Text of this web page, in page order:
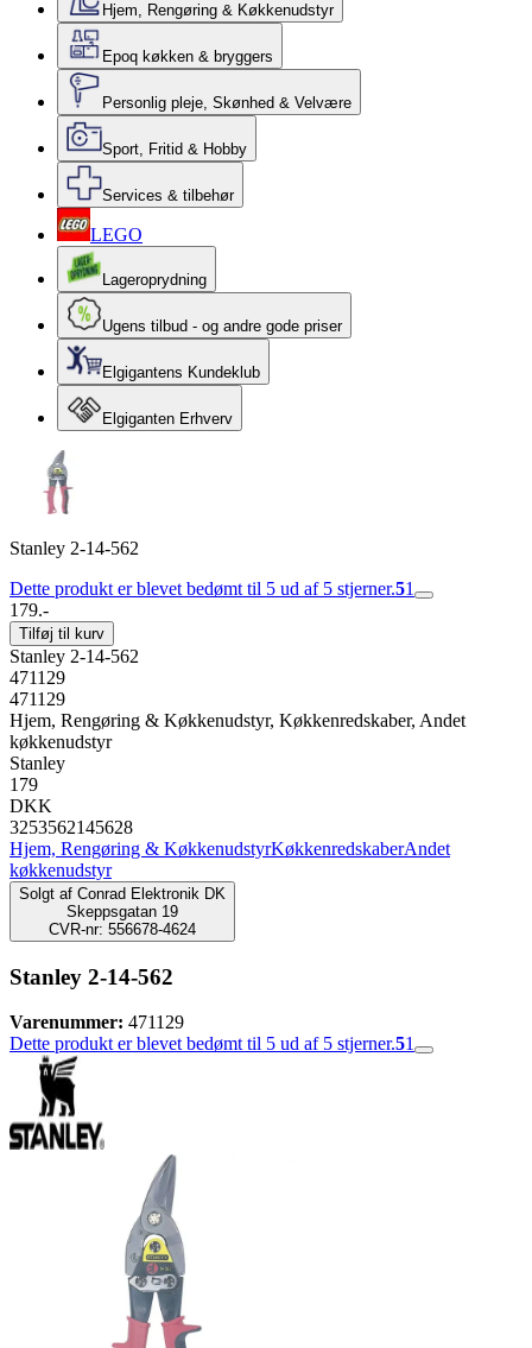
Hjem, Rengøring & Køkkenudstyr
Epoq køkken & bryggers
Personlig pleje, Skønhed & Velvære
Sport, Fritid & Hobby
Services & tilbehør
LEGO
Lageroprydning
Ugens tilbud - og andre gode priser
Elgigantens Kundeklub
Elgiganten Erhverv
Stanley 2-14-562
Dette produkt er blevet bedømt til 5 ud af 5 stjerner.51
179.-
Tilføj til kurv
Stanley 2-14-562
471129
471129
Hjem, Rengøring & Køkkenudstyr, Køkkenredskaber, Andet
køkkenudstyr
Stanley
179
DKK
3253562145628
Hjem, Rengøring & KøkkenudstyrKøkkenredskaberAndet
køkkenudstyr
Solgt af Conrad Elektronik DK
Skeppsgatan 19
CVR-nr: 556678-4624
Stanley 2-14-562
Varenummer: 471129
Dette produkt er blevet bedømt til 5 ud af 5 stjerner.51